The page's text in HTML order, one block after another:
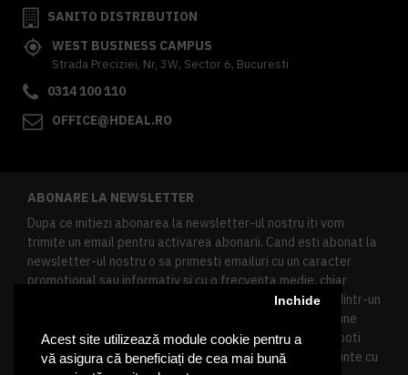
Acest site utilizează module cookie pentru a
vă asigura că beneficiați de cea mai bună
Inchide
SANITO DISTRIBUTION
WEST BUSINESS CAMPUS
Strada Preciziei, Nr, 3W, Sector 6, Bucuresti
0314 100 110
OFFICE@HDEAL.RO
ABONARE LA NEWSLETTER
Dupa ce initiezi abonarea la newsletter-ul nostru iti vom
trimite un email pentru activarea abonarii. Cand esti abonat la
newsletter-ul nostru o sa primesti emailuri cu un caracter
promotional sau informativ si cu o frecventa medie, chiar
redusa. Daca doresti sa te dezabonezi poti urma linkul dintr-un
newsletter primit, daca esti client inregistrat ai o sectiune
speciala in contul tau in acest scop, si de asemenea ne poti
contacta oricand pe email pentru orice intrebari sau cerinte cu